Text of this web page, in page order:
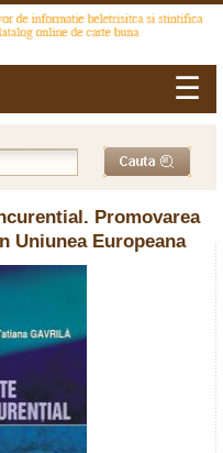
☰
Promovarea
Uniunea Europeana